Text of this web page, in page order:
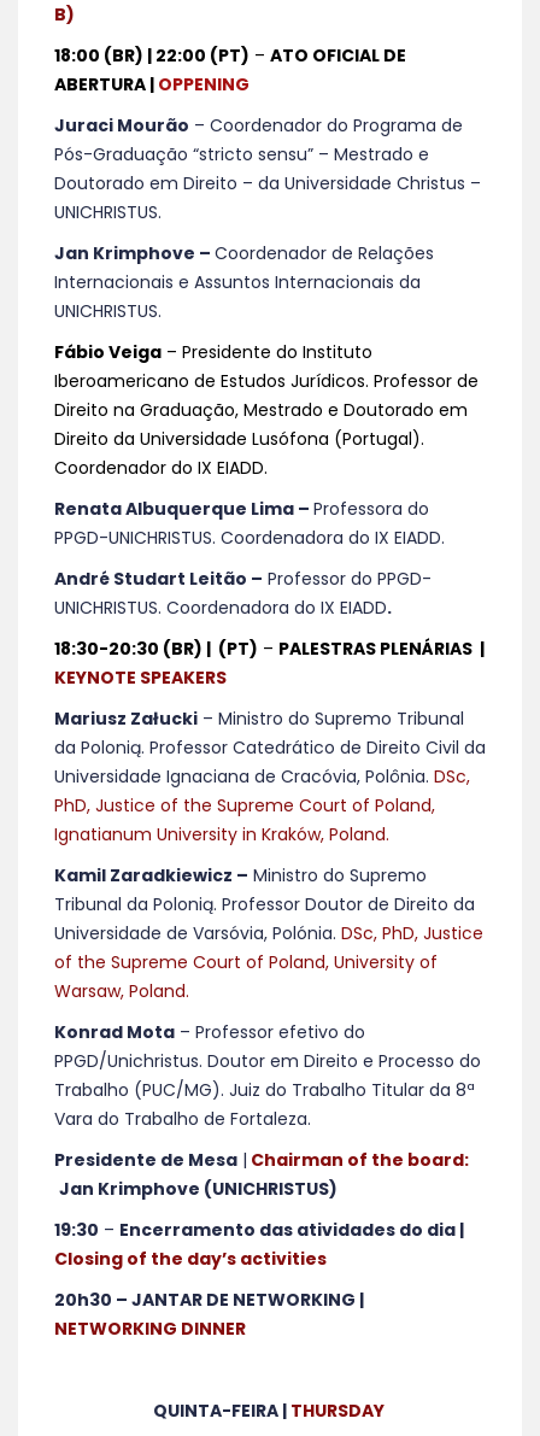
B)
18:00 (BR) | 22:00 (PT) – ATO OFICIAL DE
ABERTURA | OPPENING
Juraci Mourão – Coordenador do Programa de
Pós-Graduação “stricto sensu” – Mestrado e
Doutorado em Direito – da Universidade Christus –
UNICHRISTUS.
Jan Krimphove – Coordenador de Relações
Internacionais e Assuntos Internacionais da
UNICHRISTUS.
Fábio Veiga – Presidente do Instituto
Iberoamericano de Estudos Jurídicos. Professor de
Direito na Graduação, Mestrado e Doutorado em
Direito da Universidade Lusófona (Portugal).
Coordenador do IX EIADD.
Renata Albuquerque Lima – Professora do
PPGD-UNICHRISTUS. Coordenadora do IX EIADD.
André Studart Leitão – Professor do PPGD-
UNICHRISTUS. Coordenadora do IX EIADD.
18:30-20:30 (BR) | (PT) – PALESTRAS PLENÁRIAS |
KEYNOTE SPEAKERS
Mariusz Załucki – Ministro do Supremo Tribunal
da Polonią. Professor Catedrático de Direito Civil da
Universidade Ignaciana de Cracóvia, Polônia. DSc,
PhD, Justice of the Supreme Court of Poland,
Ignatianum University in Kraków, Poland.
Kamil Zaradkiewicz – Ministro do Supremo
Tribunal da Polonią. Professor Doutor de Direito da
Universidade de Varsóvia, Polónia. DSc, PhD, Justice
of the Supreme Court of Poland, University of
Warsaw, Poland.
Konrad Mota – Professor efetivo do
PPGD/Unichristus. Doutor em Direito e Processo do
Trabalho (PUC/MG). Juiz do Trabalho Titular da 8ª
Vara do Trabalho de Fortaleza.
Presidente de Mesa | Chairman of the board:
Jan Krimphove (UNICHRISTUS)
19:30 – Encerramento das atividades do dia |
Closing of the day’s activities
20h30 – JANTAR DE NETWORKING |
NETWORKING DINNER
QUINTA-FEIRA |THURSDAY